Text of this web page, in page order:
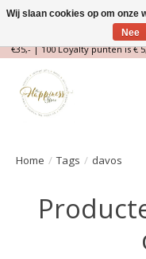
Magische Conceptstore,
€35,- | 100 Loyalty punten is €
Home / Tags / davos
Wij slaan cookies op om onze
Nee